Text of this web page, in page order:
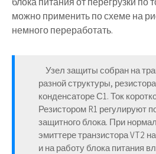
можно применить по схеме на
немного переработать.
Узел защиты собран на
разной структуры,
конденсаторе С1. Ток
Резистором R1 регулируют
защитного блока. При
эмиттере транзистора VT2
и на работу блока питания